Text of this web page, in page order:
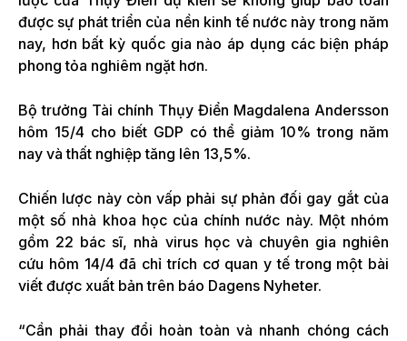
được sự phát triển của nền kinh tế nước này trong năm
nay, hơn bất kỳ quốc gia nào áp dụng các biện pháp
phong tỏa nghiêm ngặt hơn.
Bộ trưởng Tài chính Thụy Điển Magdalena Andersson
hôm 15/4 cho biết GDP có thể giảm 10% trong năm
nay và thất nghiệp tăng lên 13,5%.
Chiến lược này còn vấp phải sự phản đối gay gắt của
một số nhà khoa học của chính nước này. Một nhóm
gồm 22 bác sĩ, nhà virus học và chuyên gia nghiên
cứu hôm 14/4 đã chỉ trích cơ quan y tế trong một bài
viết được xuất bản trên báo Dagens Nyheter.
“Cần phải thay đổi hoàn toàn và nhanh chóng cách